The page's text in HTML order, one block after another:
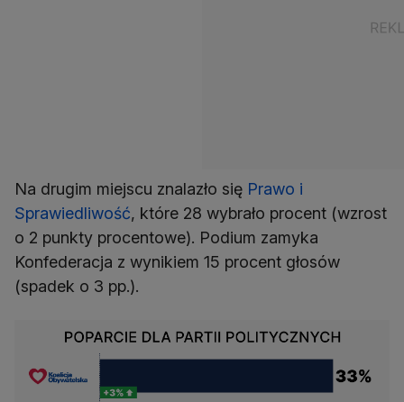
Na drugim miejscu znalazło się Prawo i
Sprawiedliwość, które 28 wybrało procent (wzrost
o 2 punkty procentowe). Podium zamyka
Konfederacja z wynikiem 15 procent głosów
(spadek o 3 pp.).